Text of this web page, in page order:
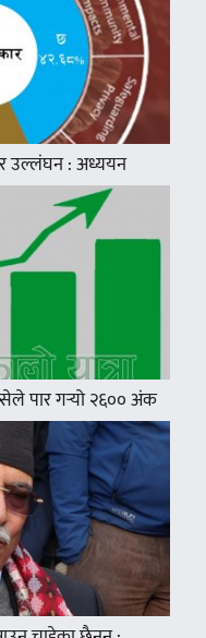
उल्लंघन : अध्ययन
पार गर्‍यो २६०० अंक